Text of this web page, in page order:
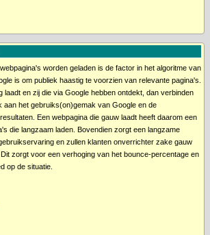
worden geladen is de factor in het algoritme van
is om publiek haastig te voorzien van relevante pagina's.
laadt en zij die via Google hebben ontdekt, dan verbinden
aan het gebruiks(on)gemak van Google en de
Een webpagina die gauw laadt heeft daarom een
die langzaam laden. Bovendien zorgt een langzame
en zullen klanten onverrichter zake gauw
zorgt voor een verhoging van het bounce-percentage en
op de situatie.